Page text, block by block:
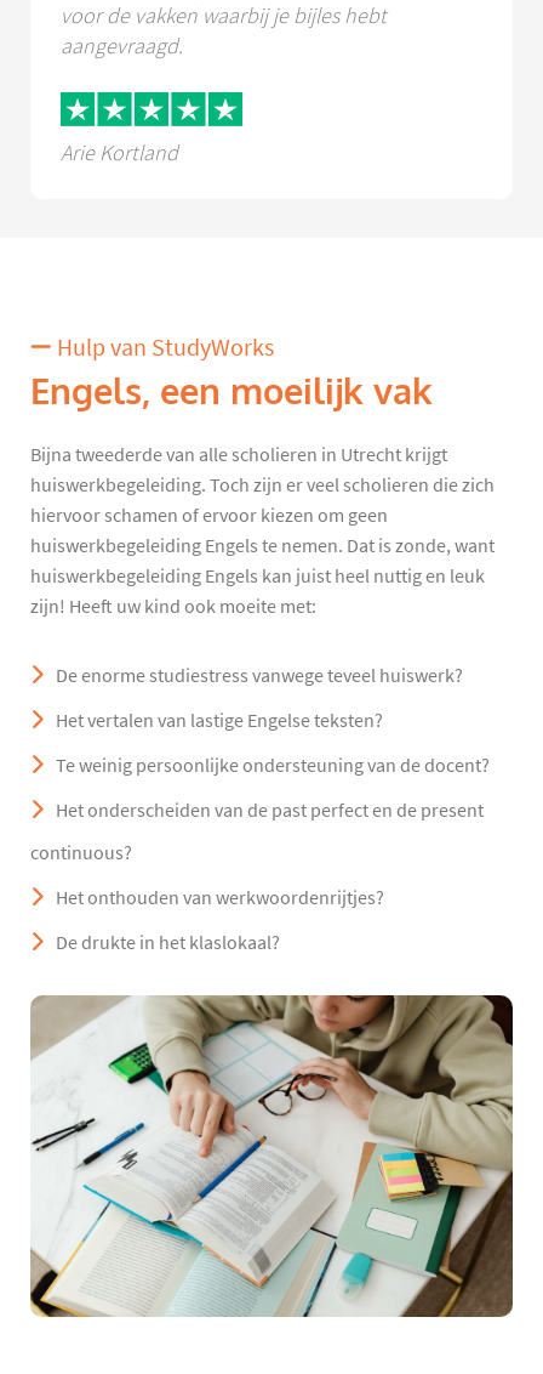
voor de vakken waarbij je bijles hebt
aangevraagd.
Arie Kortland
Hulp van StudyWorks
Engels, een moeilijk vak
Bijna tweederde van alle scholieren in Utrecht krijgt
huiswerkbegeleiding. Toch zijn er veel scholieren die zich
hiervoor schamen of ervoor kiezen om geen
huiswerkbegeleiding Engels te nemen. Dat is zonde, want
huiswerkbegeleiding Engels kan juist heel nuttig en leuk
zijn! Heeft uw kind ook moeite met:
De enorme studiestress vanwege teveel huiswerk?
Het vertalen van lastige Engelse teksten?
Te weinig persoonlijke ondersteuning van de docent?
Het onderscheiden van de past perfect en de present
continuous?
Het onthouden van werkwoordenrijtjes?
De drukte in het klaslokaal?